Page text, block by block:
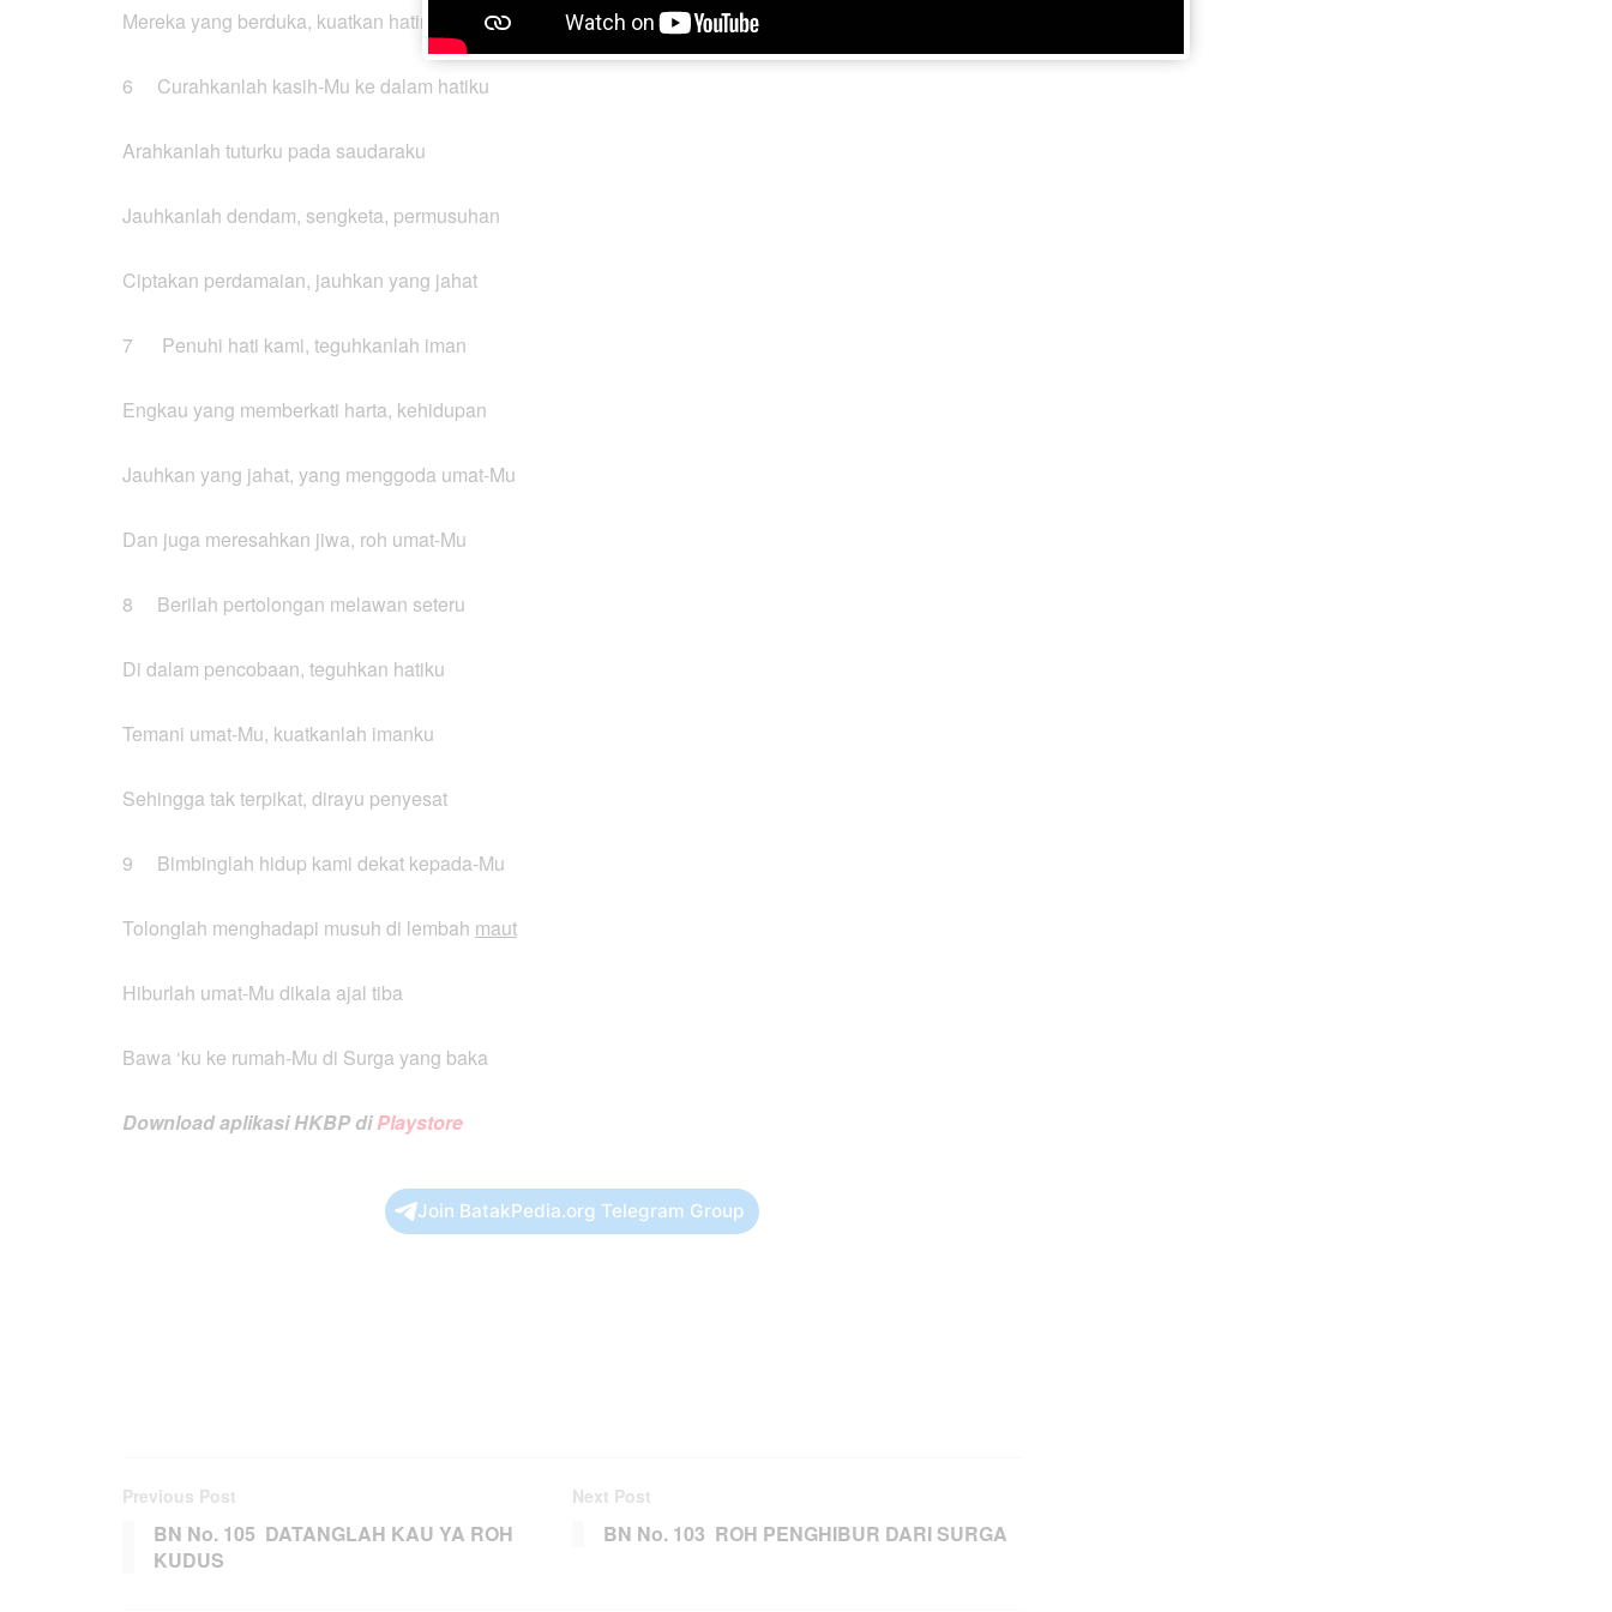
Mereka yang berduka, kuatkan hatinya
6 Curahkanlah kasih-Mu ke dalam hatiku
Arahkanlah tuturku pada saudaraku
Jauhkanlah dendam, sengketa, permusuhan
Ciptakan perdamaian, jauhkan yang jahat
7 Penuhi hati kami, teguhkanlah iman
Engkau yang memberkati harta, kehidupan
Jauhkan yang jahat, yang menggoda umat-Mu
Dan juga meresahkan jiwa, roh umat-Mu
8 Berilah pertolongan melawan seteru
Di dalam pencobaan, teguhkan hatiku
Temani umat-Mu, kuatkanlah imanku
Sehingga tak terpikat, dirayu penyesat
9 Bimbinglah hidup kami dekat kepada-Mu
Tolonglah menghadapi musuh di lembah maut
Hiburlah umat-Mu dikala ajal tiba
Bawa ‘ku ke rumah-Mu di Surga yang baka
Download aplikasi HKBP diPlaystore
Join BatakPedia.org Telegram Group
Previous Post
BN No. 105 DATANGLAH KAU YA ROH
KUDUS
Next Post
BN No. 103 ROH PENGHIBUR DARI SURGA